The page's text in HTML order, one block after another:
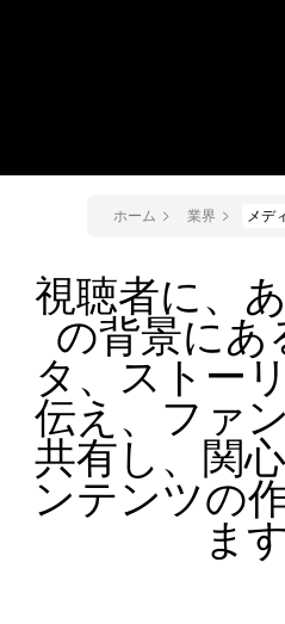
ホーム 業界 メデ
視聴者に、
の背景にあ
タ、ストー
伝え、ファ
共有し、関
ンテンツの
ます